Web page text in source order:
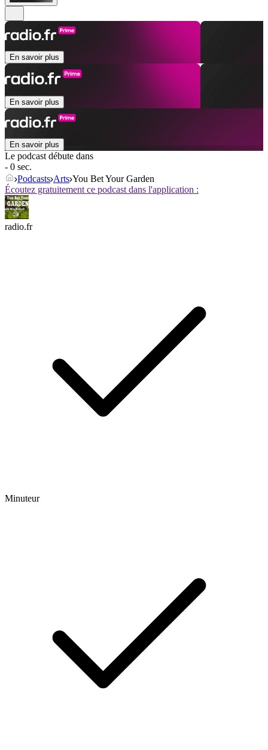
En savoir plus
En savoir plus
En savoir plus
Le podcast débute dans
- 0 sec.
Podcasts Arts You Bet Your Garden
Écoutez gratuitement ce podcast dans l'application :
radio.fr
Minuteur